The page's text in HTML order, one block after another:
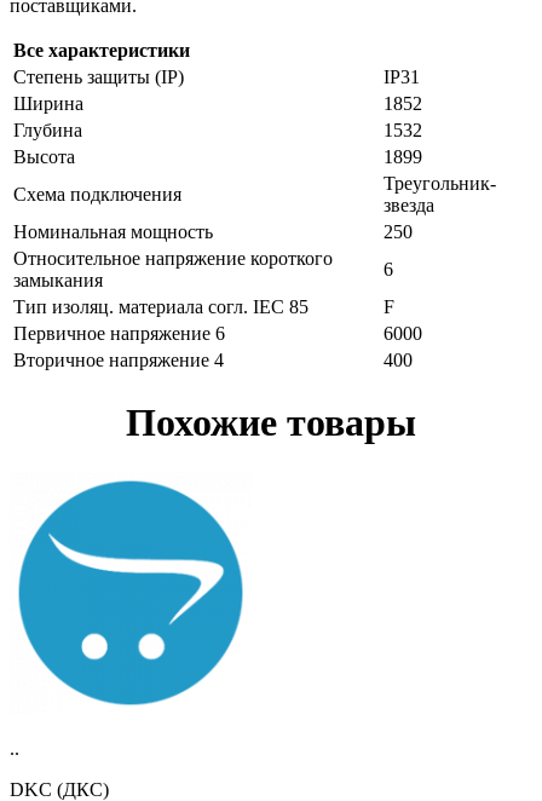
поставщиками.
Все характеристики
Степень защиты (IP)
IP31
Ширина
1852
Глубина
1532
Высота
1899
Схема подключения
Треугольник-
звезда
Номинальная мощность
250
Относительное напряжение короткого
замыкания
6
Тип изоляц. материала согл. IEC 85
F
Первичное напряжение 6
6000
Вторичное напряжение 4
400
Похожие товары
..
DKC (ДКС)